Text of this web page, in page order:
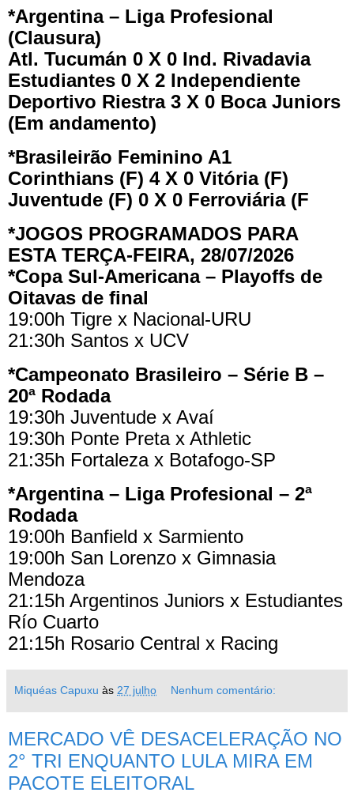
*Argentina – Liga Profesional
(Clausura)
Atl. Tucumán 0 X 0 Ind. Rivadavia
Estudiantes 0 X 2 Independiente
Deportivo Riestra 3 X 0 Boca Juniors
(Em andamento)
*Brasileirão Feminino A1
Corinthians (F) 4 X 0 Vitória (F)
Juventude (F) 0 X 0 Ferroviária (F
*JOGOS PROGRAMADOS PARA
ESTA TERÇA-FEIRA, 28/07/2026
*Copa Sul-Americana – Playoffs de
Oitavas de final
19:00h Tigre x Nacional-URU
21:30h Santos x UCV
*Campeonato Brasileiro – Série B –
20ª Rodada
19:30h Juventude x Avaí
19:30h Ponte Preta x Athletic
21:35h Fortaleza x Botafogo-SP
*Argentina – Liga Profesional – 2ª
Rodada
19:00h Banfield x Sarmiento
19:00h San Lorenzo x Gimnasia
Mendoza
21:15h Argentinos Juniors x Estudiantes
Río Cuarto
21:15h Rosario Central x Racing
Miquéas Capuxu às 27 julho Nenhum comentário:
MERCADO VÊ DESACELERAÇÃO NO
2° TRI ENQUANTO LULA MIRA EM
PACOTE ELEITORAL